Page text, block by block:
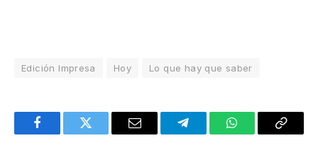
Edición Impresa Hoy Lo que hay que saber
FacebookTwitter Email TelegramWhatsAppCopy